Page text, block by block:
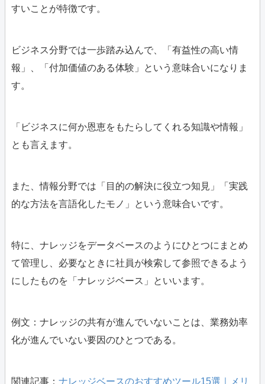
すいことが特徴です。
ビジネス分野では一歩踏み込んで、「有益性の高い情
報」、「付加価値のある体験」という意味合いになりま
す。
「ビジネスに何か恩恵をもたらしてくれる知識や情報」
とも言えます。
また、情報分野では「目的の解決に役立つ知見」「実践
的な方法を言語化したモノ」という意味合いです。
特に、ナレッジをデータベースのようにひとつにまとめ
て管理し、必要なときに社員が検索して参照できるよう
にしたものを「ナレッジベース」といいます。
例文：ナレッジの共有が進んでいないことは、業務効率
化が進んでいない要因のひとつである。
関連記事： ナレッジベースのおすすめツール15選｜メリ